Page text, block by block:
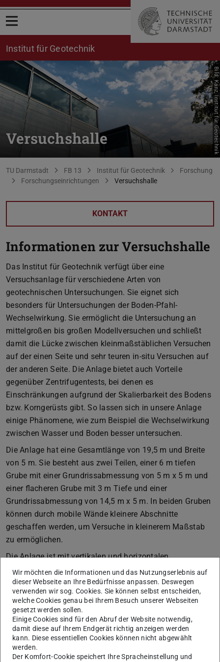
Menü öffnen
Institut für Geotechnik
Versuchshalle Bild: Kanz, Institut für Geotechnik
Sie befinden sich hier:
TU Darmstadt FB 13 Institut für Geotechnik
Forschung
Forschungseinrichtungen
Versuchshalle
KONTAKT
Informationen zur Versuchshalle
Das Institut für Geotechnik verfügt über eine
Versuchsanlage für verschiedene Arten von
geotechnischen Untersuchungen. Sie eignet sich
besonders für Untersuchungen der Boden-Pfahl-
Wechselwirkung. Sie ermöglicht die Untersuchung an
mittelgroßen bis großen Modellversuchen und schließt
damit die Lücke zwischen kleinmaßstäblichen Versuchen
auf der einen Seite und sehr teuren in-situ Versuchen auf
der anderen Seite. Die Anlage bietet auch Vorteile
gegenüber Zentrifugentests, bei denen es
Einschränkungen aufgrund der Skalierbarkeit des Bodens
bzw. Korngerüsts gibt. So lassen sich in unsere Anlage
einige Phänomene, wie zum Beispiel die Wechselwirkung
zwischen Wasser und Boden besser untersuchen.
Die Anlage hat eine Gesamtlänge von 19,5 m und Breite
von 5 m. Sie besteht aus zwei Teilen, einer 6 m tiefen
Grube mit einer Grundrissabmessung von 5 m x 5 m und
einer flacheren Grube mit 3 m Tiefe und einer
Grundrissabmessung von 14,5 m x 5 m. In beiden Gruben
können durch mobile Wände kleinere Abschnitte
geschaffen werden, um Versuche in kleinerem Maßstab
zu ermöglichen.
Die Anlage ist mit vertikalen und horizontalen
Hydraulikpressen ausgestattet, die statische und
dynamische Kräfte oder Verschiebung übertragen können.
Die maximale vertikale und horizontale statische
Belastung beträgt derzeit 200 t bzw. 50 t, höhere
Belastungen sind jedoch möglich. Sowohl der vertikale
als auch der horizontale Belastungsrahmen sind
beweglich und können an verschiedenen Stellen in der
Grube positioniert werden, um unterschiedlichen
Wir möchten die Informationen und das Nutzungserlebnis auf
dieser Webseite an Ihre Bedürfnisse anpassen. Deswegen
verwenden wir sog. Cookies. Sie können selbst entscheiden,
welche Cookies genau bei Ihrem Besuch unserer Webseiten
gesetzt werden sollen.
Einige Cookies sind für den Abruf der Website notwendig,
damit diese auf Ihrem Endgerät richtig anzeigen werden
kann. Diese essentiellen Cookies können nicht abgewählt
werden.
Der Komfort-Cookie speichert Ihre Spracheinstellung und